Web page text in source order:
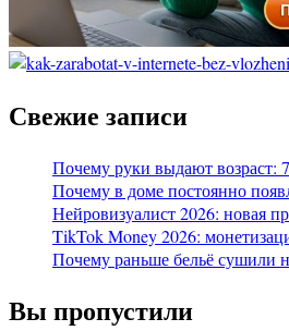
Свежие записи
Почему руки выдают возраст:
Почему в доме постоянно
Нейровизуалист 2026: новая
TikTok Money 2026:
Почему раньше бельё сушили
Вы пропустили